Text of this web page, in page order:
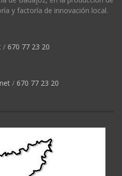
y factoría de innovación local.
/ 670 77 23 20
/ 670 77 23 20